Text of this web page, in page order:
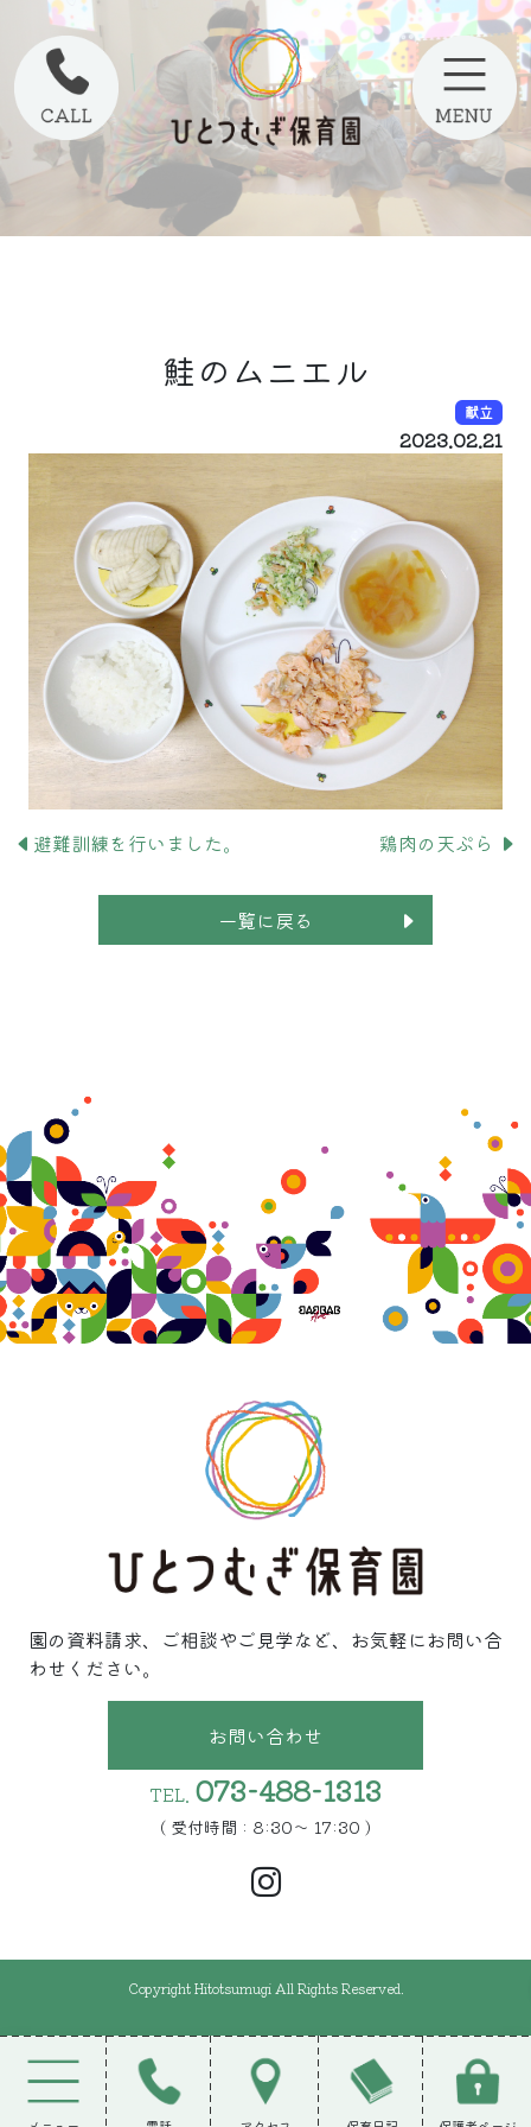
鮭のムニエル
献立
2023.02.21
避難訓練を行いました。 鶏肉の天ぷら
一覧に戻る
園の資料請求、ご相談やご見学など、お気軽にお問い合
わせください。
お問い合わせ
TEL. 073-488-1313
( 受付時間 : 8:30〜 17:30 )
Copyright Hitotsumugi All Rights Reserved.